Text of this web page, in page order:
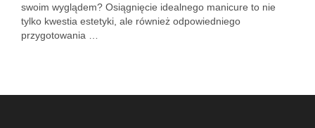
swoim wyglądem? Osiągnięcie idealnego manicure to nie
tylko kwestia estetyki, ale również odpowiedniego
przygotowania …